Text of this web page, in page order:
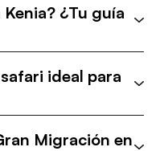
¿Tu guía
ideal para
Migración en